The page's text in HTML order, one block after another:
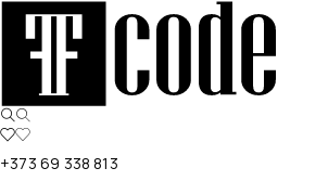
+373 69 338 813